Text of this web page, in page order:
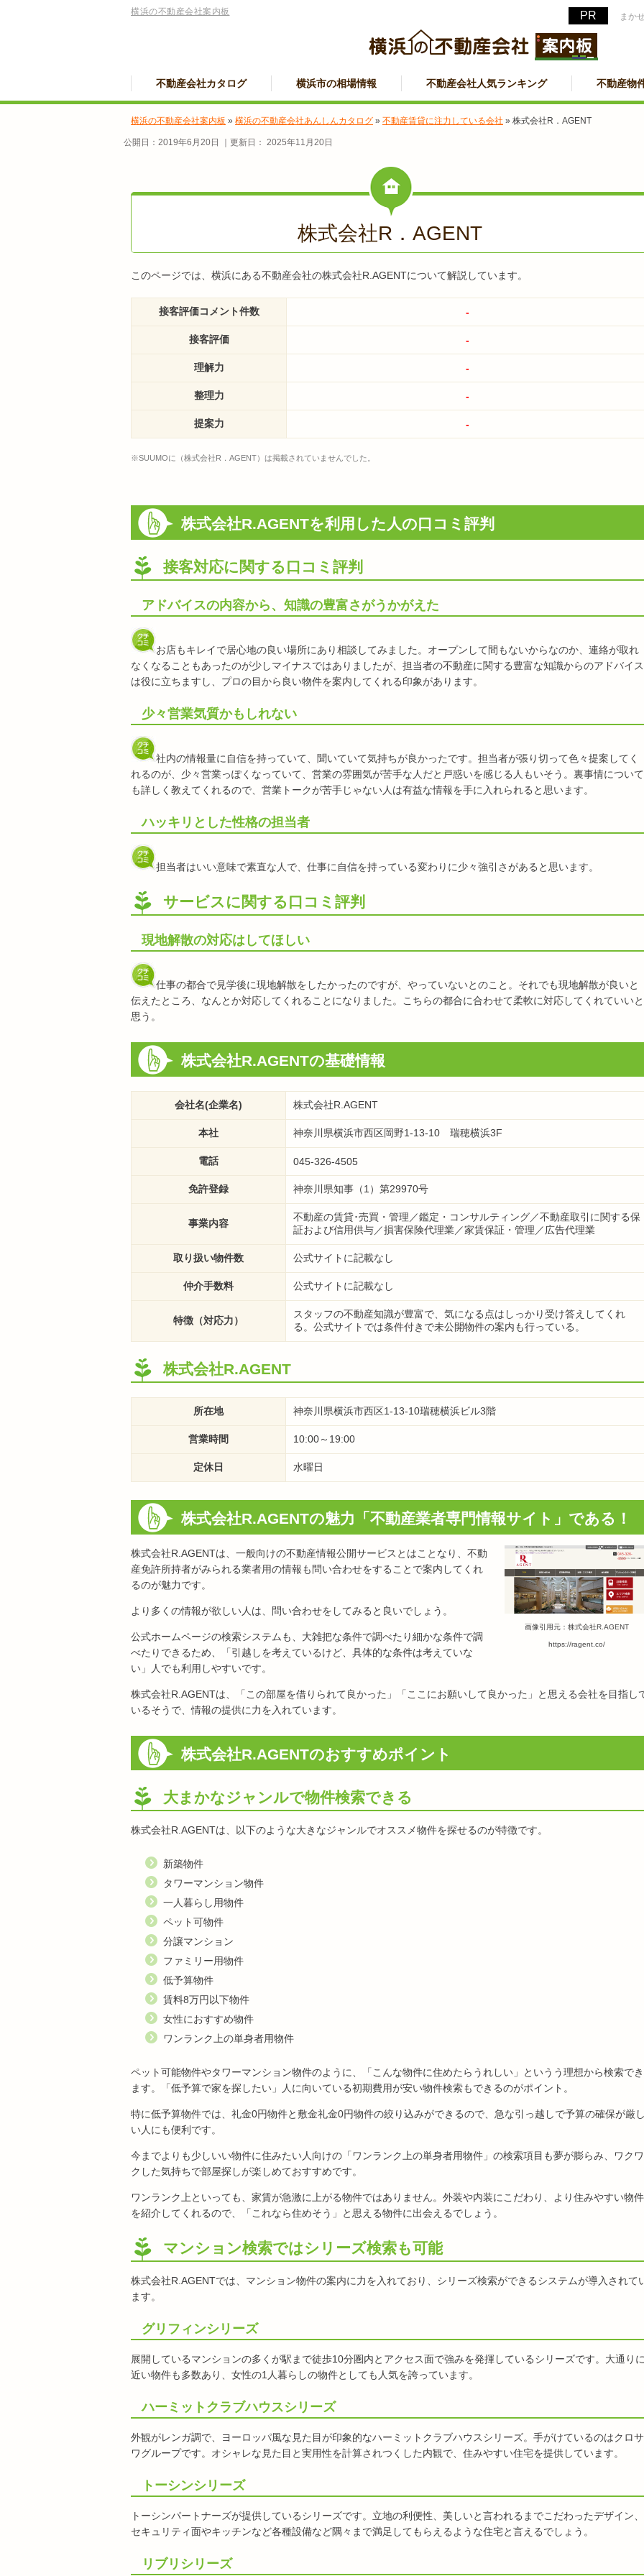
横浜の不動産会社案内板 まか
不動産会社カタログ 横浜市の相場情報 不動産会社人気ランキング 不動産物
横浜の不動産会社案内板 » 横浜の不動産会社あんしんカタログ » 不動産賃貸に注力している会社 » 株式会社R．AGENT
公開日： 2019年6月20日 ｜更新日： 2025年11月20日
株式会社R．AGENT
このページでは、横浜にある不動産会社の株式会社R.AGENTについて解説しています。
接客評価コメント件数 -
接客評価 -
理解力 -
整理力 -
提案力 -
※SUUMOに（株式会社R．AGENT）は掲載されていませんでした。
株式会社R.AGENTを利用した人の口コミ評判
接客対応に関する口コミ評判
アドバイスの内容から、知識の豊富さがうかがえた
お店もキレイで居心地の良い場所にあり相談してみました。オープンして間もないからなのか、連絡が取れ
なくなることもあったのが少しマイナスではありましたが、担当者の不動産に関する豊富な知識からのアドバイス
は役に立ちますし、プロの目から良い物件を案内してくれる印象があります。
少々営業気質かもしれない
社内の情報量に自信を持っていて、聞いていて気持ちが良かったです。担当者が張り切って色々提案してく
れるのが、少々営業っぽくなっていて、営業の雰囲気が苦手な人だと戸惑いを感じる人もいそう。裏事情について
も詳しく教えてくれるので、営業トークが苦手じゃない人は有益な情報を手に入れられると思います。
ハッキリとした性格の担当者
担当者はいい意味で素直な人で、仕事に自信を持っている変わりに少々強引さがあると思います。
サービスに関する口コミ評判
現地解散の対応はしてほしい
仕事の都合で見学後に現地解散をしたかったのですが、やっていないとのこと。それでも現地解散が良いと
伝えたところ、なんとか対応してくれることになりました。こちらの都合に合わせて柔軟に対応してくれていいと
思う。
株式会社R.AGENTの基礎情報
会社名(企業名) 株式会社R.AGENT
本社 神奈川県横浜市西区岡野1-13-10 瑞穂横浜3F
電話 045-326-4505
免許登録 神奈川県知事（1）第29970号
事業内容
不動産の賃貸･売買・管理／鑑定・コンサルティング／不動産取引に関する保
証および信用供与／損害保険代理業／家賃保証・管理／広告代理業
取り扱い物件数 公式サイトに記載なし
仲介手数料 公式サイトに記載なし
特徴（対応力）
スタッフの不動産知識が豊富で、気になる点はしっかり受け答えしてくれ
る。公式サイトでは条件付きで未公開物件の案内も行っている。
株式会社R.AGENT
所在地 神奈川県横浜市西区1-13-10瑞穂横浜ビル3階
営業時間 10:00～19:00
定休日 水曜日
株式会社R.AGENTの魅力「不動産業者専門情報サイト」である！
画像引用元：株式会社R.AGENT
https://ragent.co/
株式会社R.AGENTは、一般向けの不動産情報公開サービスとはことなり、不動
産免許所持者がみられる業者用の情報も問い合わせをすることで案内してくれ
るのが魅力です。
より多くの情報が欲しい人は、問い合わせをしてみると良いでしょう。
公式ホームページの検索システムも、大雑把な条件で調べたり細かな条件で調
べたりできるため、「引越しを考えているけど、具体的な条件は考えていな
い」人でも利用しやすいです。
株式会社R.AGENTは、「この部屋を借りられて良かった」「ここにお願いして良かった」と思える会社を目指し
いるそうで、情報の提供に力を入れています。
株式会社R.AGENTのおすすめポイント
大まかなジャンルで物件検索できる
株式会社R.AGENTは、以下のような大きなジャンルでオススメ物件を探せるのが特徴です。
新築物件
タワーマンション物件
一人暮らし用物件
ペット可物件
分譲マンション
ファミリー用物件
低予算物件
賃料8万円以下物件
女性におすすめ物件
ワンランク上の単身者用物件
ペット可能物件やタワーマンション物件のように、「こんな物件に住めたらうれしい」というう理想から検索でき
ます。「低予算で家を探したい」人に向いている初期費用が安い物件検索もできるのがポイント。
特に低予算物件では、礼金0円物件と敷金礼金0円物件の絞り込みができるので、急な引っ越しで予算の確保が厳
い人にも便利です。
今までよりも少しいい物件に住みたい人向けの「ワンランク上の単身者用物件」の検索項目も夢が膨らみ、ワクワ
クした気持ちで部屋探しが楽しめておすすめです。
ワンランク上といっても、家賃が急激に上がる物件ではありません。外装や内装にこだわり、より住みやすい物件
を紹介してくれるので、「これなら住めそう」と思える物件に出会えるでしょう。
マンション検索ではシリーズ検索も可能
株式会社R.AGENTでは、マンション物件の案内に力を入れており、シリーズ検索ができるシステムが導入されて
ます。
グリフィンシリーズ
展開しているマンションの多くが駅まで徒歩10分圏内とアクセス面で強みを発揮しているシリーズです。大通り
近い物件も多数あり、女性の1人暮らしの物件としても人気を誇っています。
ハーミットクラブハウスシリーズ
外観がレンガ調で、ヨーロッパ風な見た目が印象的なハーミットクラブハウスシリーズ。手がけているのはクロサ
ワグループです。オシャレな見た目と実用性を計算されつくした内観で、住みやすい住宅を提供しています。
トーシンシリーズ
トーシンパートナーズが提供しているシリーズです。立地の利便性、美しいと言われるまでこだわったデザイン、
セキュリティ面やキッチンなど各種設備など隅々まで満足してもらえるような住宅と言えるでしょう。
リブリシリーズ